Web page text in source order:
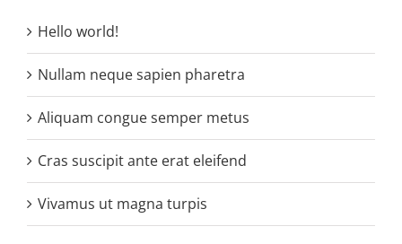
Hello world!
Nullam neque sapien pharetra
Aliquam congue semper metus
Cras suscipit ante erat eleifend
Vivamus ut magna turpis